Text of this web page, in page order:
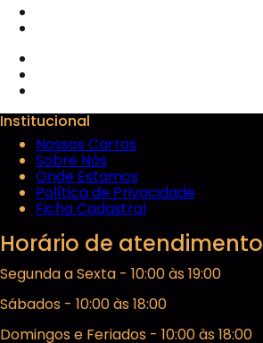
Institucional
Nossos Carros
Sobre Nós
Onde Estamos
Política de Privacidade
Ficha Cadastral
Horário de atendimento
Segunda a Sexta - 10:00 às 19:00
Sábados - 10:00 às 18:00
Domingos e Feriados - 10:00 às 18:00